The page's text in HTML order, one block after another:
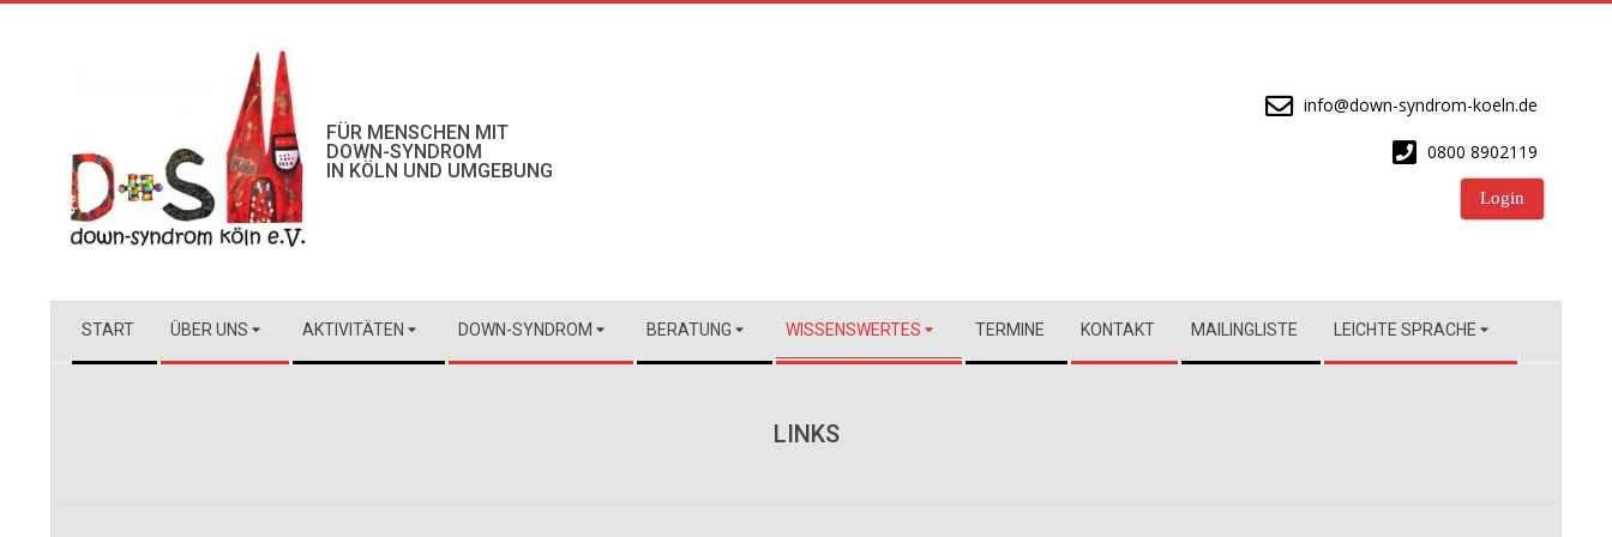
FÜR MENSCHEN MIT
DOWN-SYNDROM
IN KÖLN UND UMGEBUNG
info@down-syndrom-koeln.de
0800 8902119
Login
Navigation
Menu
START ÜBER UNS AKTIVITÄTEN DOWN-SYNDROM BERATUNG WISSENSWERTES TERMINE KONTAKT MAILINGLISTE LEICHTE SPRACHE
LINKS